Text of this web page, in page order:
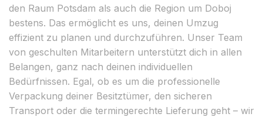
den Raum Potsdam als auch die Region um Doboj
bestens. Das ermöglicht es uns, deinen Umzug
effizient zu planen und durchzuführen. Unser Team
von geschulten Mitarbeitern unterstützt dich in allen
Belangen, ganz nach deinen individuellen
Bedürfnissen. Egal, ob es um die professionelle
Verpackung deiner Besitztümer, den sicheren
Transport oder die termingerechte Lieferung geht – wir